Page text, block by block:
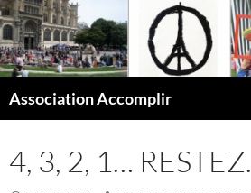
Aller
au
contenu
Association Accomplir
4, 3, 2, 1… RESTEZ.